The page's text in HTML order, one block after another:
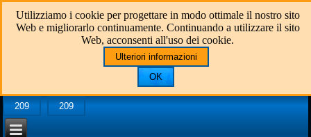
Utilizziamo i cookie per progettare in modo ottimale il nostro sito
Web e migliorarlo continuamente. Continuando a utilizzare il sito
Web, acconsenti all'uso dei cookie.
Ulteriori informazioni
OK
209 209